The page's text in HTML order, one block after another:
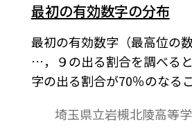
最初の有効数字の分布
最初の有効数字（最高位の数
…，９の出る割合を調べる
字の出る割合が70％のなる
埼玉県立岩槻北陵高等